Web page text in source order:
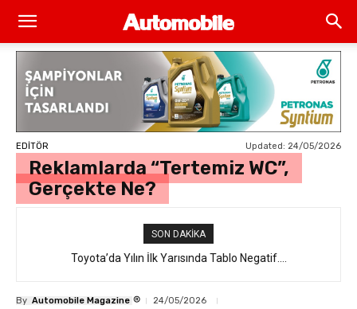
EDİTÖR Updated: 24/05/2026
Reklamlarda “Tertemiz WC”,
Gerçekte Ne?
SON DAKIKA
Toyota’da Yılın İlk Yarısında Tablo Negatif….
By Automobile Magazine ® 24/05/2026